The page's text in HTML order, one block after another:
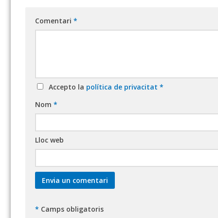
Comentari *
Accepto la política de privacitat *
Nom *
Lloc web
* Camps obligatoris